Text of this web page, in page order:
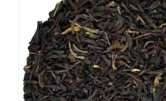
17,80€
a
plusieurs
variations.
Les
options
peuvent